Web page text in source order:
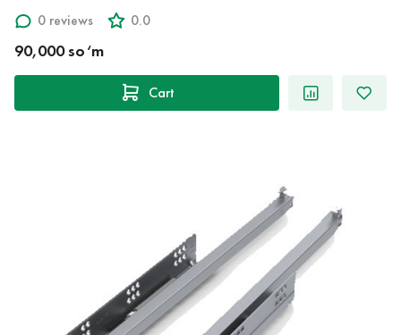
0 reviews
0.0
90,000 so‘m
Cart